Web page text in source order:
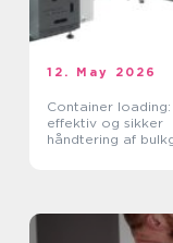
12. May 2026
Container loading:
effektiv og sikker
håndtering af